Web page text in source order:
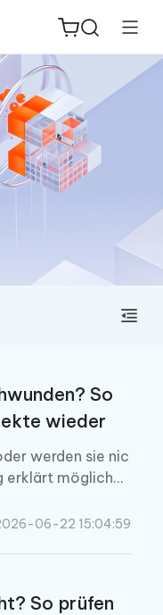
So
wieder
werden sie nic
erklärt mögliche
und gelös
06-22 15:04:59
So prüfen